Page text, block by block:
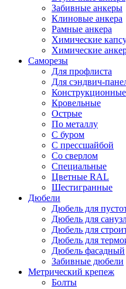
Забивные анкеры
Клиновые анкера
Рамные анкера
Химические
Химические
Саморезы
Для профлиста
Для сэндвич-
Конструкционные
Кровельные
Острые
По металлу
С буром
С прессшайбой
Со сверлом
Специальные
Цветные RAL
Шестигранные
Дюбели
Дюбель для
Дюбель для
Дюбель для
Дюбель для
Дюбель фасадный
Забивные дюбели
Метрический крепеж
Болты